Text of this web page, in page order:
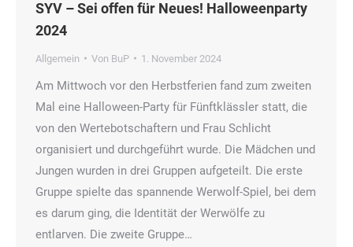
SYV – Sei offen für Neues! Halloweenparty
2024
Allgemein Von BuP 1. November 2024
Am Mittwoch vor den Herbstferien fand zum zweiten
Mal eine Halloween-Party für Fünftklässler statt, die
von den Wertebotschaftern und Frau Schlicht
organisiert und durchgeführt wurde. Die Mädchen und
Jungen wurden in drei Gruppen aufgeteilt. Die erste
Gruppe spielte das spannende Werwolf-Spiel, bei dem
es darum ging, die Identität der Werwölfe zu
entlarven. Die zweite Gruppe…